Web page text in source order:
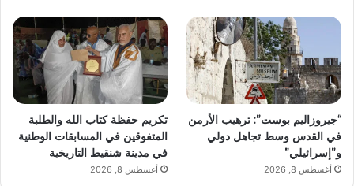
“جيروزاليم بوست”: ترهيب الأرمن
في القدس وسط تجاهل دولي
و”إسرائيلي”
أغسطس 8, 2026
تكريم حفظة كتاب الله والطلبة
المتفوقين في المسابقات الوطنية
في مدينة شنقيط التاريخية
أغسطس 8, 2026